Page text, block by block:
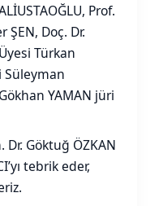
Prof.
ŞEN, Doç. Dr.
Türkan
Süleyman
YAMAN jüri
Dr. Göktuğ ÖZKAN
tebrik eder,